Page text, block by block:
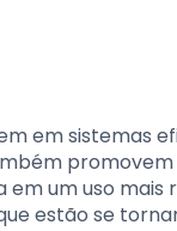
em sistemas
em um uso
estão se